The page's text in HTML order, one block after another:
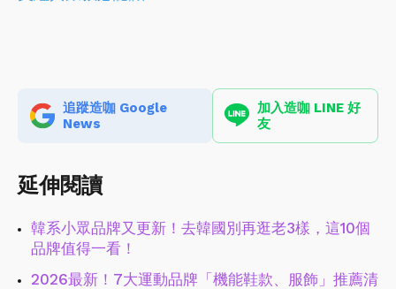
追蹤造咖 Google
News
加入造咖 LINE 好
友
延伸閱讀
韓系小眾品牌又更新！去韓國別再逛老3樣，這10個
品牌值得一看！
2026最新！7大運動品牌「機能鞋款、服飾」推薦清